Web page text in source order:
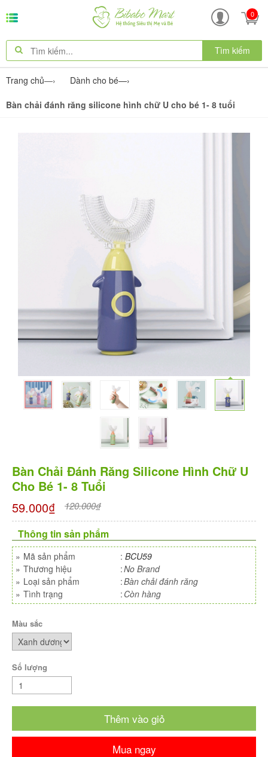
0
Tìm kiếm
Trang chủ—› Dành cho bé—›
Bàn chải đánh răng silicone hình chữ U cho bé 1- 8 tuổi
Bàn Chải Đánh Răng Silicone Hình Chữ U
Cho Bé 1- 8 Tuổi
59.000₫
120.000₫
Thông tin sản phẩm
» Mã sản phẩm : BCU59
» Thương hiệu :No Brand
» Loại sản phẩm :Bàn chải đánh răng
» Tình trạng : Còn hàng
Màu sắc
Số lượng
Thêm vào giỏ
Mua ngay